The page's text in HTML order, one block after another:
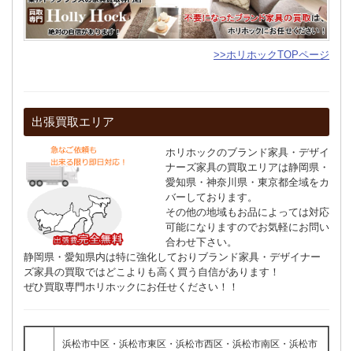
>>ホリホックTOPページ
出張買取エリア
ホリホックのブランド家具・デザイ
ナーズ家具の買取エリアは静岡県・
愛知県・神奈川県・東京都全域をカ
バーしております。
その他の地域もお品によっては対応
可能になりますのでお気軽にお問い
合わせ下さい。
静岡県・愛知県内は特に強化しておりブランド家具・デザイナー
ズ家具の買取ではどこよりも高く買う自信があります！
ぜひ買取専門ホリホックにお任せください！！
浜松市中区・浜松市東区・浜松市西区・浜松市南区・浜松市